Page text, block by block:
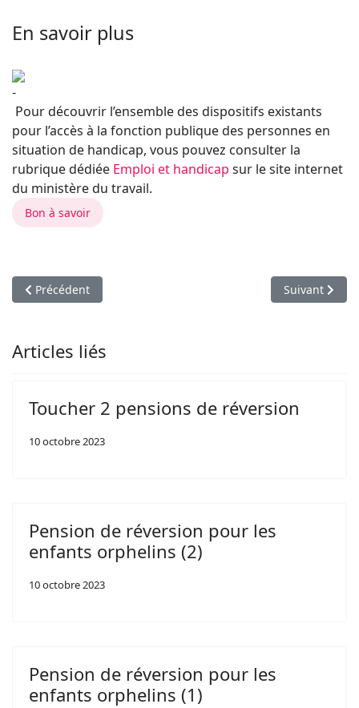
En savoir plus
Pour découvrir l’ensemble des dispositifs existants
pour l’accès à la fonction publique des personnes en
situation de handicap, vous pouvez consulter la
rubrique dédiée Emploi et handicap sur le site internet
du ministère du travail.
Bon à savoir
Article précédent : Parlement européen et handicap
Précédent Article
Suivant
Articles liés
Toucher 2 pensions de réversion
10 octobre 2023
Pension de réversion pour les
enfants orphelins (2)
10 octobre 2023
Pension de réversion pour les
enfants orphelins (1)